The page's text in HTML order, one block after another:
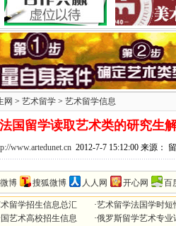
网 > 艺术留学 > 艺术留学信息
法国留学读取艺术类的研究生
www.artedunet.cn 2012-7-7 15:12:00 来源：
博 搜狐微博 人人网 开心网 百
留学招生信息总汇
艺术高校招生信息
·艺术留学法国学时短
·俄罗斯留学艺术专业